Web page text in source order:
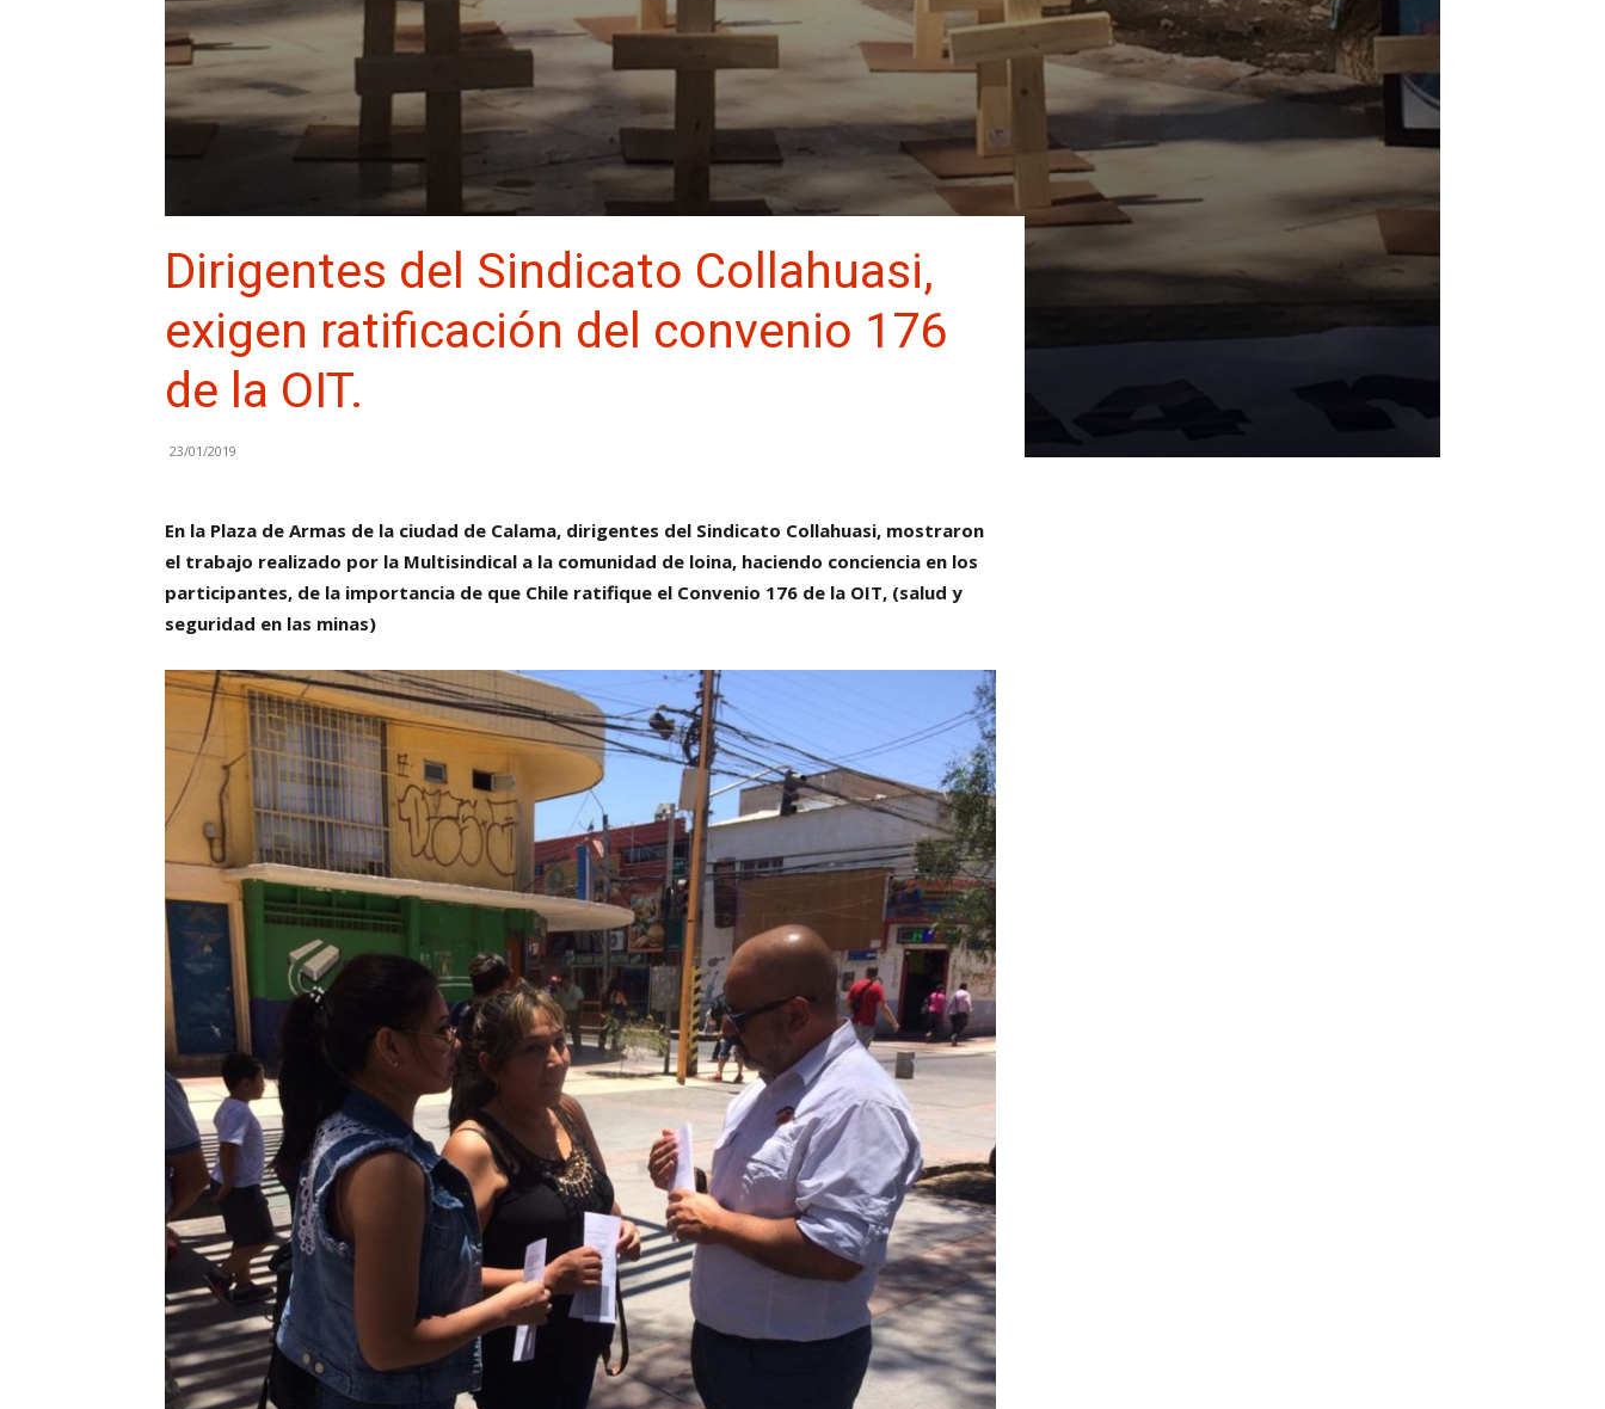
Dirigentes del Sindicato Collahuasi,
exigen ratificación del convenio 176
de la OIT.
23/01/2019
En la Plaza de Armas de la ciudad de Calama, dirigentes del Sindicato Collahuasi, mostraron
el trabajo realizado por la Multisindical a la comunidad de loina, haciendo conciencia en los
participantes, de la importancia de que Chile ratifique el Convenio 176 de la OIT, (salud y
seguridad en las minas)